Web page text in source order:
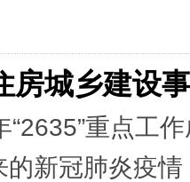
房城乡建设
重点工作
新冠肺炎疫